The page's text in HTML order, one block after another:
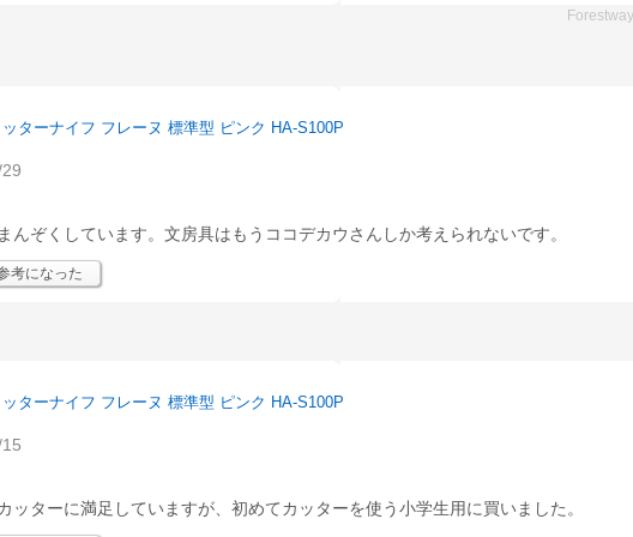
Forestway
ターナイフ フレーヌ 標準型 ピンク HA-S100P
んぞくしています。文房具はもうココデカウさんしか考えられないです。
考になった
ターナイフ フレーヌ 標準型 ピンク HA-S100P
ッターに満足していますが、初めてカッターを使う小学生用に買いました。